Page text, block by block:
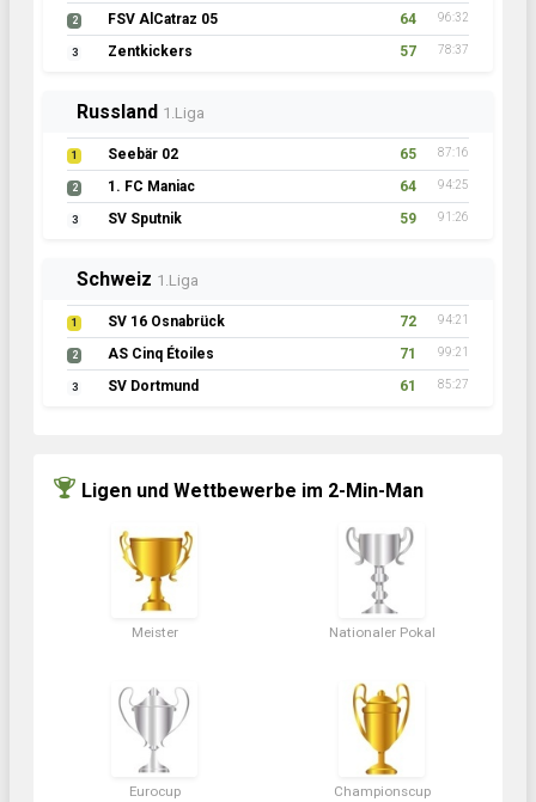
2 FSV AlCatraz 05 64 96:32
3 Zentkickers 57 78:37
Russland 1.Liga
1 Seebär 02 65 87:16
2 1. FC Maniac 64 94:25
3 SV Sputnik 59 91:26
Schweiz 1.Liga
1 SV 16 Osnabrück 72 94:21
2 AS Cinq Étoiles 71 99:21
3 SV Dortmund 61 85:27
Ligen und Wettbewerbe im 2-Min-Man
Meister Nationaler Pokal
Eurocup Championscup